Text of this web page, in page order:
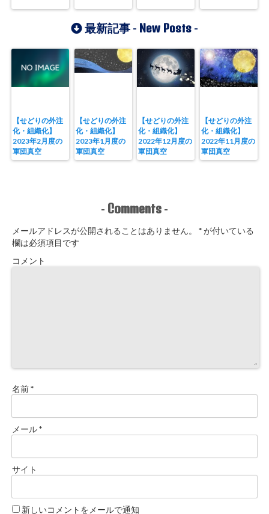
最新記事 - New Posts -
【せどりの外注
化・組織化】
2023年2月度の
軍団真空
【せどりの外注
化・組織化】
2023年1月度の
軍団真空
【せどりの外注
化・組織化】
2022年12月度の
軍団真空
【せどりの外注
化・組織化】
2022年11月度の
軍団真空
- Comments -
メールアドレスが公開されることはありません。 *が付いている
欄は必須項目です
コメント
名前*
メール*
サイト
新しいコメントをメールで通知